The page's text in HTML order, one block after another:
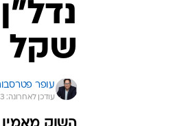
שקל
עופר
עודכן לאחרונה: 7.6.2023 / 12:28